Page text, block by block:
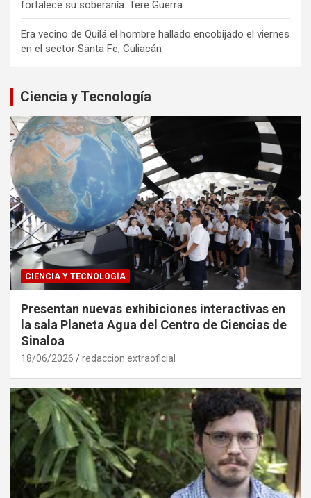
fortalece su soberanía: Tere Guerra
Era vecino de Quilá el hombre hallado encobijado el viernes
en el sector Santa Fe, Culiacán
Ciencia y Tecnología
CIENCIA Y TECNOLOGÍA
Presentan nuevas exhibiciones interactivas en
la sala Planeta Agua del Centro de Ciencias de
Sinaloa
18/06/2026 redaccion extraoficial